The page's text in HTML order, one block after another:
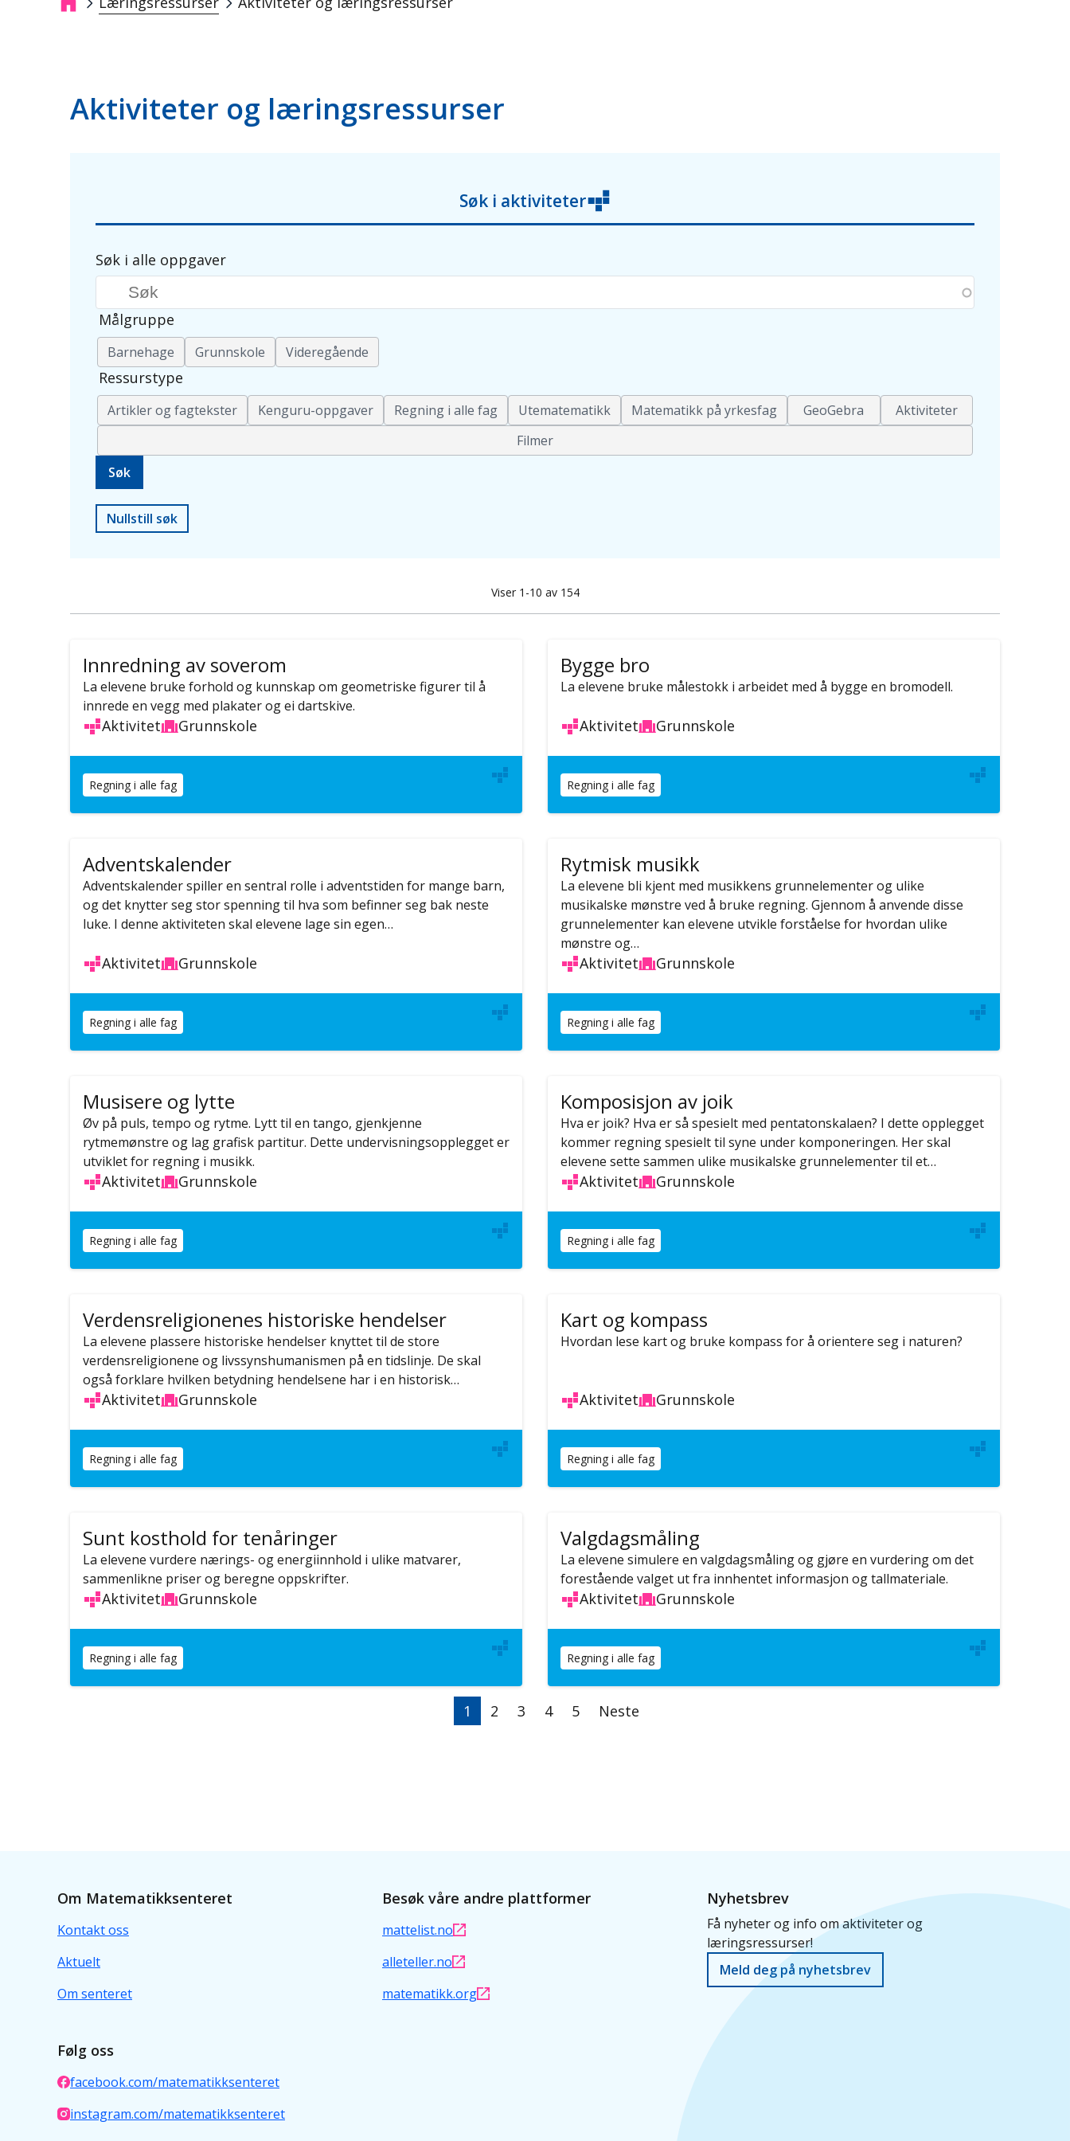
Navigasjonssti
Aktiviteter og læringsressurser
Søk i aktiviteter
Søk i alle oppgaver
Søkeord
Målgruppe
Barnehage Grunnskole Videregående
Ressurstype
Artikler og fagtekster Kenguru-oppgaver Regning i alle fag Utematematikk Matematikk på yrkesfag GeoGebra
Aktiviteter
Filmer
Nullstill søk
Viser 1-10 av 154
Innredning av soverom
La elevene bruke forhold og kunnskap om geometriske figurer til å
innrede en vegg med plakater og ei dartskive.
Aktivitet Grunnskole
Regning i alle fag
Bygge bro
La elevene bruke målestokk i arbeidet med å bygge en bromodell.
Aktivitet Grunnskole
Regning i alle fag
Adventskalender
Adventskalender spiller en sentral rolle i adventstiden for mange barn,
og det knytter seg stor spenning til hva som befinner seg bak neste
luke. I denne aktiviteten skal elevene lage sin egen…
Aktivitet Grunnskole
Regning i alle fag
Rytmisk musikk
La elevene bli kjent med musikkens grunnelementer og ulike
musikalske mønstre ved å bruke regning. Gjennom å anvende disse
grunnelementer kan elevene utvikle forståelse for hvordan ulike
mønstre og…
Aktivitet Grunnskole
Regning i alle fag
Musisere og lytte
Øv på puls, tempo og rytme. Lytt til en tango, gjenkjenne
rytmemønstre og lag grafisk partitur. Dette undervisningsopplegget er
utviklet for regning i musikk.
Aktivitet Grunnskole
Regning i alle fag
Komposisjon av joik
Hva er joik? Hva er så spesielt med pentatonskalaen? I dette opplegget
kommer regning spesielt til syne under komponeringen. Her skal
elevene sette sammen ulike musikalske grunnelementer til et…
Aktivitet Grunnskole
Regning i alle fag
Verdensreligionenes historiske hendelser
La elevene plassere historiske hendelser knyttet til de store
verdensreligionene og livssynshumanismen på en tidslinje. De skal
også forklare hvilken betydning hendelsene har i en historisk…
Aktivitet Grunnskole
Regning i alle fag
Kart og kompass
Hvordan lese kart og bruke kompass for å orientere seg i naturen?
Aktivitet Grunnskole
Regning i alle fag
Sunt kosthold for tenåringer
La elevene vurdere nærings- og energiinnhold i ulike matvarer,
sammenlikne priser og beregne oppskrifter.
Aktivitet Grunnskole
Regning i alle fag
Valgdagsmåling
La elevene simulere en valgdagsmåling og gjøre en vurdering om det
forestående valget ut fra innhentet informasjon og tallmateriale.
Aktivitet Grunnskole
Regning i alle fag
Nåværende
1 Side
2 Side
3 Side
4 Side
5
Neste
Neste
Om Matematikksenteret
Kontakt oss
Aktuelt
Om senteret
Besøk våre andre plattformer
mattelist.no
alleteller.no
matematikk.org
Nyhetsbrev
Få nyheter og info om aktiviteter og
læringsressurser!
Meld deg på nyhetsbrev
Følg oss
facebook.com/matematikksenteret
instagram.com/matematikksenteret